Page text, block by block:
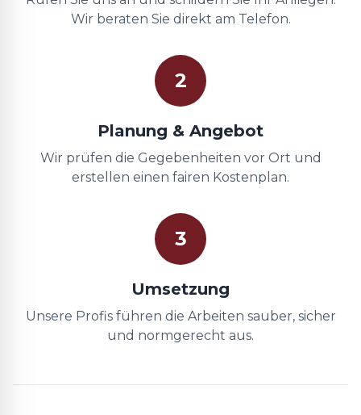
Wir beraten Sie direkt am Telefon.
2
Planung & Angebot
Wir prüfen die Gegebenheiten vor Ort und
erstellen einen fairen Kostenplan.
3
Umsetzung
Unsere Profis führen die Arbeiten sauber, sicher
und normgerecht aus.